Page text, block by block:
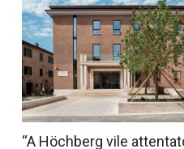
“A Höchberg vile